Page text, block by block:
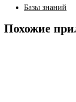
Базы знаний
Похожие